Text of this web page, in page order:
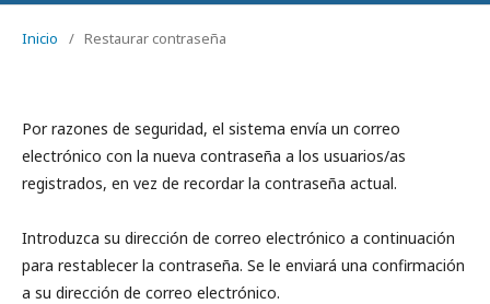
Inicio / Restaurar contraseña
Por razones de seguridad, el sistema envía un correo
electrónico con la nueva contraseña a los usuarios/as
registrados, en vez de recordar la contraseña actual.
Introduzca su dirección de correo electrónico a continuación
para restablecer la contraseña. Se le enviará una confirmación
a su dirección de correo electrónico.